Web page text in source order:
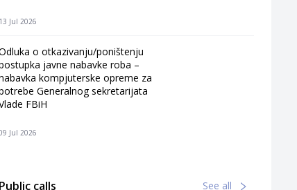
13 Jul 2026
o otkazivanju/poništenju
javne nabavke roba –
kompjuterske opreme za
Generalnog sekretarijata
FBiH
Jul 2026
Public calls See all